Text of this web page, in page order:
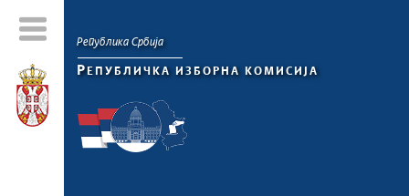
Република Србија
Р ЕПУБЛИЧКА ИЗБОРНА КОМИСИЈА